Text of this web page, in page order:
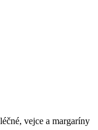
vejce a margaríny